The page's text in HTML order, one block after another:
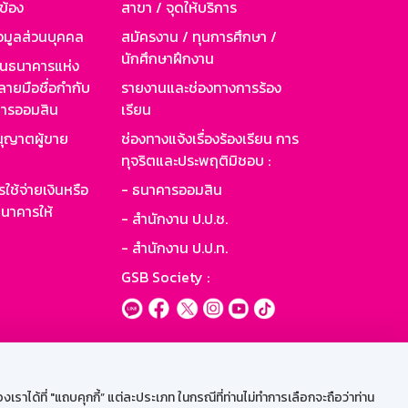
ได้ที่ "แถบคุกกี้” แต่ละประเภท ในกรณีที่ท่านไม่ทำการเลือกจะถือว่าท่าน
อง
มูลส่วนบุคคล
นาคารแห่ง
ายมือชื่อกำกับ
รออมสิน
ญาตผู้ขาย
ช้จ่ายเงินหรือ
คารให้
สาขา / จุดให้บริการ
สมัครงาน / ทุนการศึกษา /
นักศึกษาฝึกงาน
รายงานและช่องทางการร้อง
เรียน
ช่องทางแจ้งเรื่องร้องเรียน การ
ทุจริตและประพฤติมิชอบ :
- ธนาคารออมสิน
- สำนักงาน ป.ป.ช.
- สำนักงาน ป.ป.ท.
GSB Society :